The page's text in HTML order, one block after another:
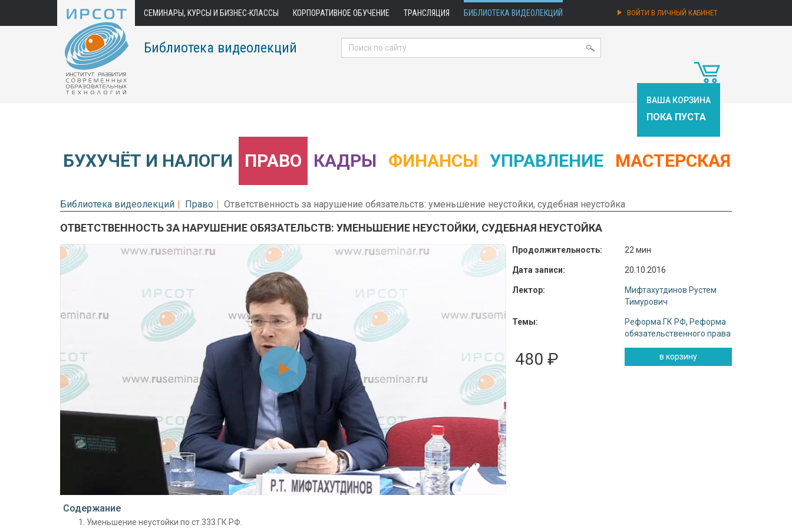
СЕМИНАРЫ, КУРСЫ И БИЗНЕС-КЛАССЫ КОРПОРАТИВНОЕ ОБУЧЕНИЕ ТРАНСЛЯЦИЯ БИБЛИОТЕКА ВИДЕОЛЕКЦИЙ ВОЙТИ В ЛИЧНЫЙ КАБИНЕТ
Библиотека видеолекций
ВАША КОРЗИНА
ПОКА ПУСТА
БУХУЧЁТ И НАЛОГИ ПРАВО КАДРЫ ФИНАНСЫ УПРАВЛЕНИЕ МАСТЕРСКАЯ
Библиотека видеолекций Право Ответственность за нарушение обязательств: уменьшение неустойки, судебная неустойка
ОТВЕТСТВЕННОСТЬ ЗА НАРУШЕНИЕ ОБЯЗАТЕЛЬСТВ: УМЕНЬШЕНИЕ НЕУСТОЙКИ, СУДЕБНАЯ НЕУСТОЙКА
Предварительный просмотр. Фрагмент
Воспроизвести
видео
Продолжительность: 22 мин
Дата записи: 20.10.2016
Лектор:
Мифтахутдинов Рустем
Тимурович
Темы: Реформа ГК РФ, Реформа
обязательственного права
480 ₽
Содержание
Уменьшение неустойки по ст.333 ГК РФ.